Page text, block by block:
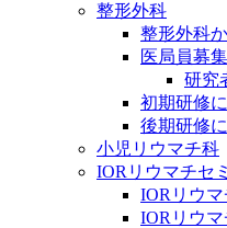
整形外科
整形外科
医局員募集
研究
初期研修
後期研修
小児リウマチ科
IORリウマチセ
IORリウマ
IORリウマ